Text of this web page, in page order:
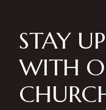
STAY
WITH